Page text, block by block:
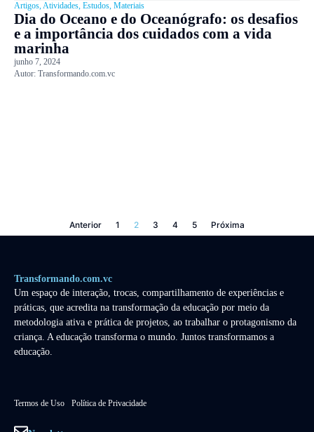
Artigos,Atividades, Estudos, Materiais
Dia do Oceano e do Oceanógrafo: os desafios
e a importância dos cuidados com a vida
marinha
junho 7, 2024
Autor: Transformando.com.vc
Anterior 1 2 3 4 5 Próxima
Transformando.com.vc
Um espaço de interação, trocas, compartilhamento de experiências e
práticas, que acredita na transformação da educação por meio da
metodologia ativa e prática de projetos, ao trabalhar o protagonismo da
criança. A educação transforma o mundo. Juntos transformamos a
educação.
Termos de Uso Política de Privacidade